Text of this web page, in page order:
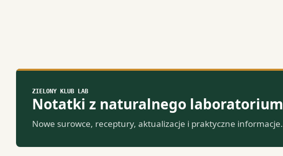
ZIELONY KLUB LAB
Notatki z naturalnego laboratorium
Nowe surowce, receptury, aktualizacje i praktyczne informacje.